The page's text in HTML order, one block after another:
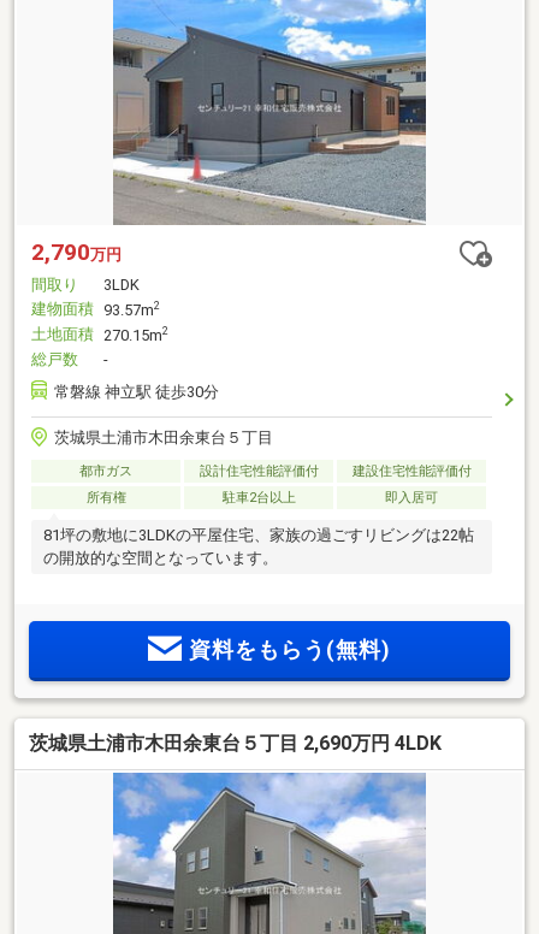
2,790万円
間取り
3LDK
建物面積 93.57m2
土地面積 270.15m2
総戸数
-
常磐線 神立駅 徒歩30分
茨城県土浦市木田余東台５丁目
都市ガス 設計住宅性能評価付
建設住宅性能評価付
所有権
駐車2台以上 即入居可
81坪の敷地に3LDKの平屋住宅、家族の過ごすリビングは22帖
の開放的な空間となっています。
資料をもらう(無料)
茨城県土浦市木田余東台５丁目 2,690万円 4LDK